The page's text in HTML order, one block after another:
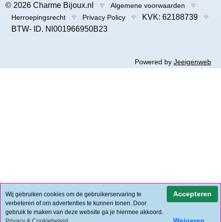
© 2026 Charme Bijoux.nl
Algemene voorwaarden
Herroepingsrecht
Privacy Policy
KVK: 62188739
BTW- ID. Nl001966950B23
Powered by Jeeigenweb
Wij gebruiken cookies om de gebruikerservaring te
verbeteren of om advertenties te kunnen tonen. Door
gebruik te maken van deze website ga je hiermee akkoord.
Accepteren